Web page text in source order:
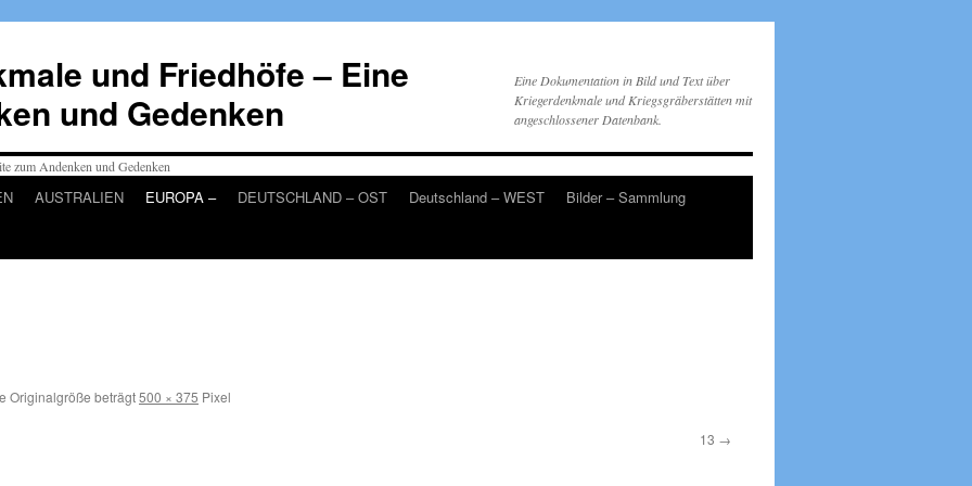
und Friedhöfe – Eine
und Gedenken
Eine Dokumentation in Bild und Text über
Kriegerdenkmale und Kriegsgräberstätten mit
angeschlossener Datenbank.
AUSTRALIEN EUROPA – DEUTSCHLAND – OST Deutschland – WEST
Bilder – Sammlung
Originalgröße beträgt500 × 375 Pixel
13